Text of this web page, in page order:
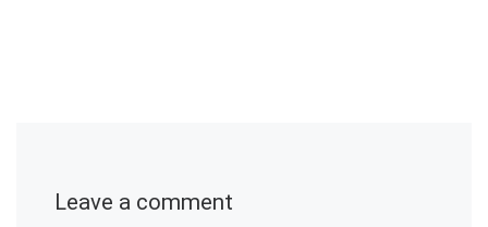
Leave a comment